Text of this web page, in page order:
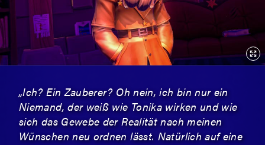
„Ich? Ein Zauberer? Oh nein, ich bin nur ein
Niemand, der weiß wie Tonika wirken und wie
sich das Gewebe der Realität nach meinen
Wünschen neu ordnen lässt. Natürlich auf eine